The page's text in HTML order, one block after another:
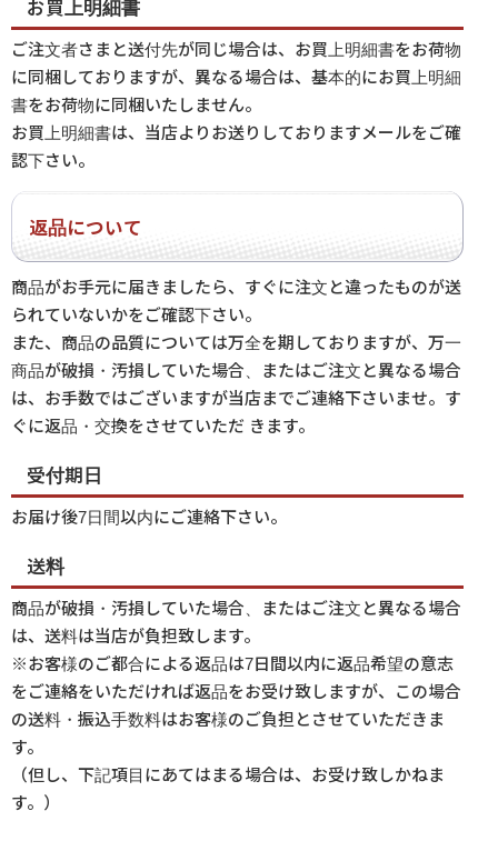
お買上明細書
ご注文者さまと送付先が同じ場合は、お買上明細書をお荷物
に同梱しておりますが、異なる場合は、基本的にお買上明細
書をお荷物に同梱いたしません。
お買上明細書は、当店よりお送りしておりますメールをご確
認下さい。
返品について
商品がお手元に届きましたら、すぐに注文と違ったものが送
られていないかをご確認下さい。
また、商品の品質については万全を期しておりますが、万一
商品が破損・汚損していた場合、またはご注文と異なる場合
は、お手数ではございますが当店までご連絡下さいませ。す
ぐに返品・交換をさせていただ きます。
受付期日
お届け後7日間以内にご連絡下さい。
送料
商品が破損・汚損していた場合、またはご注文と異なる場合
は、送料は当店が負担致します。
※お客様のご都合による返品は7日間以内に返品希望の意志
をご連絡をいただければ返品をお受け致しますが、この場合
の送料・振込手数料はお客様のご負担とさせていただきま
す。
（但し、下記項目にあてはまる場合は、お受け致しかねま
す。）